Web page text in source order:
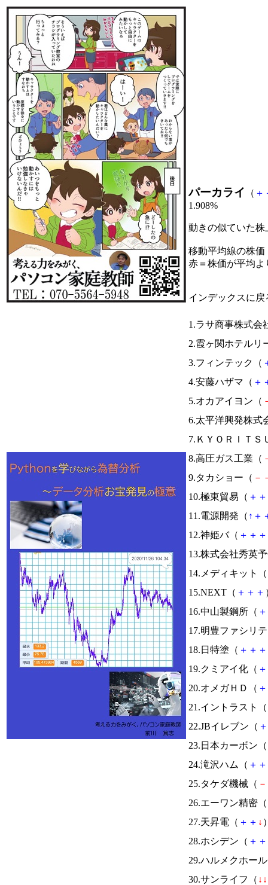
パーカライ （ ＋
1.908%
動きの似ていた
移動平均線の株価
赤＝株価が平均
インデックスに戻
1.ラサ商事株式会
2.霞ヶ関ホテルリ
3.フィンテック（
4.安藤ハザマ（ ＋
5.オカアイヨン（
6.太平洋興発株式
7.ＫＹＯＲＩＴＳ
8.高圧ガス工業（
9.タカショー（ －
10.極東貿易（ ＋ ＋
11.電源開発（ ↑ ＋
12.神姫バ（ ＋ ＋ ＋
13.株式会社秀英
14.メディキット（
15.NEXT（ ＋ ＋ ＋
16.中山製鋼所（ ＋
17.明豊ファシリ
18.日特塗（ ＋ ＋ ＋
19.クミアイ化（ ＋
20.オメガＨＤ（ ＋
21.イントラスト（
22.JBイレブン（ ＋
23.日本カーボン（
24.滝沢ハム（ ＋ ＋
25.タケダ機械（ －
26.エーワン精密（
27.天昇電（ ＋ ＋ ↓
28.ホシデン（ ＋ ＋
29.ハルメクホー
30.サンライフ（ ↓ ↓